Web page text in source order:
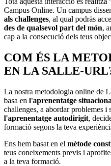
Campus Online. Un campus
als challenges, al qual podràs
des de qualsevol part del món,
cap a la consecució dels teus
COM ÉS LA
EN LA SALLE-
La nostra metodologia online de
basa en l'aprenentatge
challenges, a abordar problemes i
l'aprenentatge autodirigit,
formació segons la teva
Ens hem basat en el mètode
teus coneixements previs i
a la teva formació.